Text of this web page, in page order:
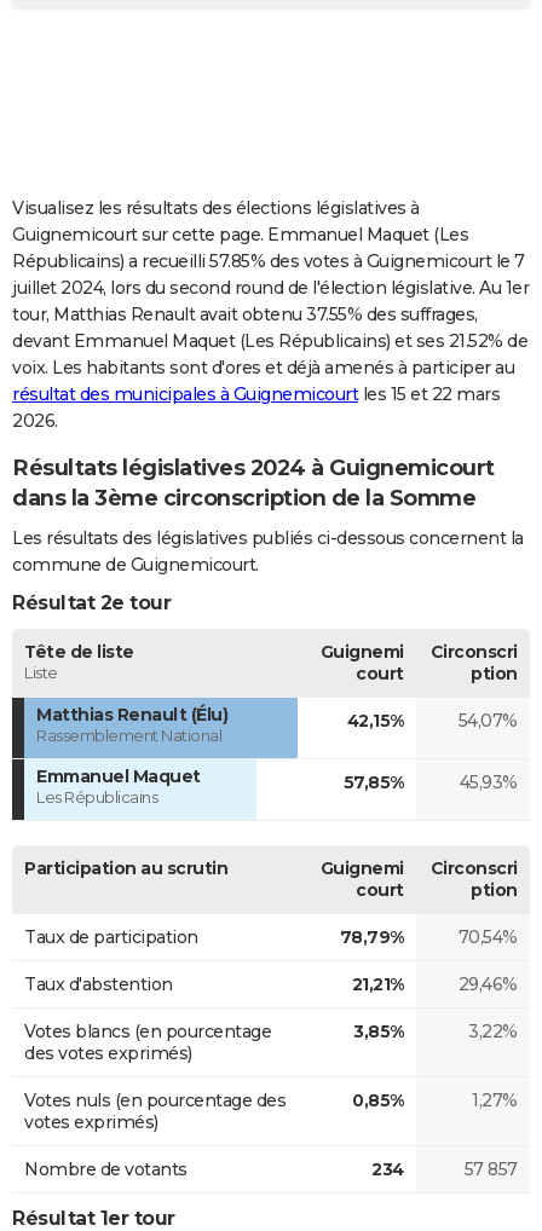
Carte de Noël
Carte Bonne année
Carte Saint-Valentin
Carte Pâques
Carte d'anniversaire
DICTIONNAIRE
Dictionnaire
Biographies
Citations
Expressions
Proverbes
PROGRAMME TV
COPAINS D'AVANT
S'inscrire
Se connecter
Lycées
Collèges
Primaires
Universités
Entreprises
Service militaire
Avis de recherche
AVIS DE DÉCÈS
FORUM
Bricolage
Lifestyle
Culture
Sport
Auto
Television
Voyage
Cinema
Visualisez les résultats des élections législatives à
Guignemicourt sur cette page. Emmanuel Maquet (Les
Républicains) a recueilli 57.85% des votes à Guignemicourt le 7
juillet 2024, lors du second round de l'élection législative. Au 1er
tour, Matthias Renault avait obtenu 37.55% des suffrages,
devant Emmanuel Maquet (Les Républicains) et ses 21.52% de
voix. Les habitants sont d'ores et déjà amenés à participer au
résultat des municipales à Guignemicourtles 15 et 22 mars
2026.
Résultats législatives 2024 à Guignemicourt
dans la 3ème circonscription de la Somme
Les résultats des législatives publiés ci-dessous concernent la
commune de Guignemicourt.
Résultat 2e tour
Tête de liste
Liste
Guignemi
court
Circonscri
ption
Matthias Renault (Élu)
Rassemblement National
42,15% 54,07%
Emmanuel Maquet
Les Républicains
57,85% 45,93%
Participation au scrutin
Guignemi
court
Circonscri
ption
Taux de participation 78,79% 70,54%
Taux d'abstention 21,21% 29,46%
Votes blancs (en pourcentage
des votes exprimés)
3,85% 3,22%
Votes nuls (en pourcentage des
votes exprimés)
0,85% 1,27%
Nombre de votants 234 57 857
Résultat 1er tour